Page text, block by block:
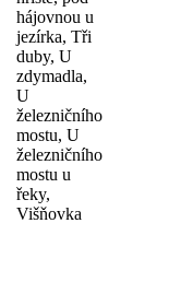
hájovnou u
jezírka, Tři
duby, U
zdymadla,
U
železničního
mostu, U
železničního
mostu u
řeky,
Višňovka